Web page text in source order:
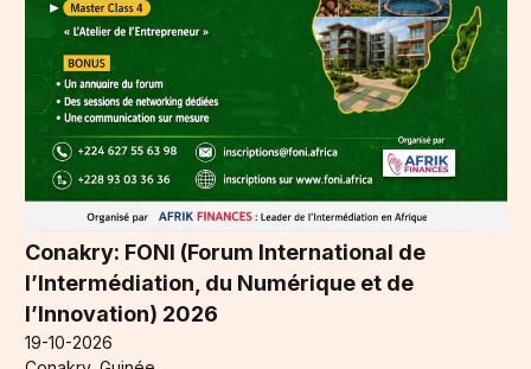
Conakry: FONI (Forum International de
l’Intermédiation, du Numérique et de
l’Innovation) 2026
19-10-2026